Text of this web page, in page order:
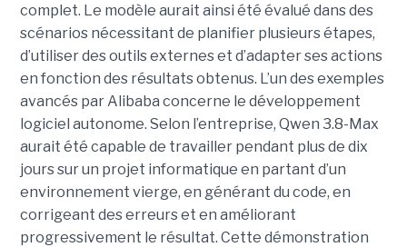
complet. Le modèle aurait ainsi été évalué dans des
scénarios nécessitant de planifier plusieurs étapes,
d’utiliser des outils externes et d’adapter ses actions
en fonction des résultats obtenus. L’un des exemples
avancés par Alibaba concerne le développement
logiciel autonome. Selon l’entreprise, Qwen 3.8-Max
aurait été capable de travailler pendant plus de dix
jours sur un projet informatique en partant d’un
environnement vierge, en générant du code, en
corrigeant des erreurs et en améliorant
progressivement le résultat. Cette démonstration